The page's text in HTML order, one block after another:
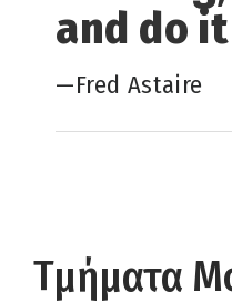
and do
—Fred Astaire
Τμήματα